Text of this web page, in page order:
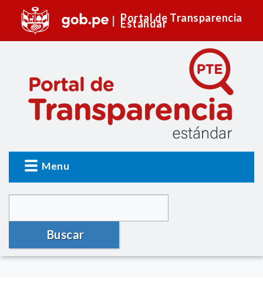
Portal de Transparencia
Estándar
Menu
Buscar